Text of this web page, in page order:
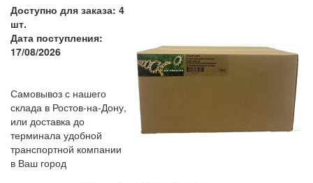
Доступно для заказа: 4
шт.
Дата поступления:
17/08/2026
Самовывоз с нашего
склада в Ростов-на-Дону,
или доставка до
терминала удобной
транспортной компании
в Ваш город